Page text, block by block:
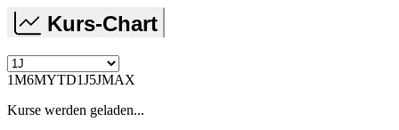
Kurs-Chart
1M6MYTD1J5JMAX
Kurse werden geladen...